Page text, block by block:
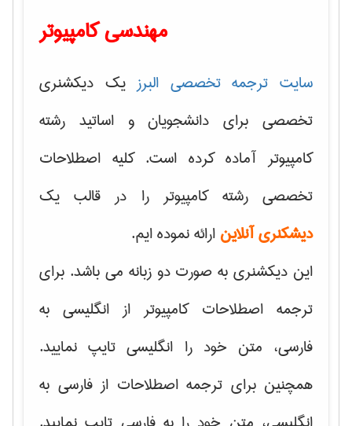
مهندسی کامپیوتر
سایت ترجمه تخصصی البرزیک دیکشنری
تخصصی برای دانشجویان و اساتید رشته
کامپیوتر آماده کرده است. کلیه اصطلاحات
تخصصی رشته کامپیوتر را در قالب یک
دیشکنری آنلاین ارائه نموده ایم.
این دیکشنری به صورت دو زبانه می باشد. برای
ترجمه اصطلاحات کامپیوتر از انگلیسی به
فارسی، متن خود را انگلیسی تایپ نمایید.
همچنین برای ترجمه اصطلاحات از فارسی به